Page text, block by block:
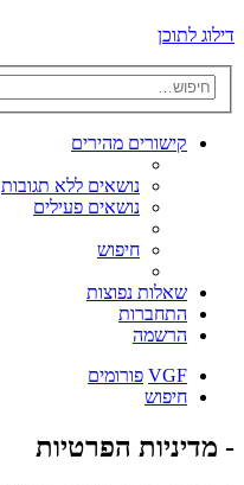
דילוג לתוכן
קישורים מהירים
נושאים ללא תגובות
נושאים פעילים
חיפוש
שאלות נפוצות
התחברות
הרשמה
VGF פורומים
חיפוש
- מדיניות הפרטיות